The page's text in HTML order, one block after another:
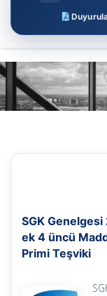
SGK Genelgesi
ek 4 üncü
Primi Teşviki